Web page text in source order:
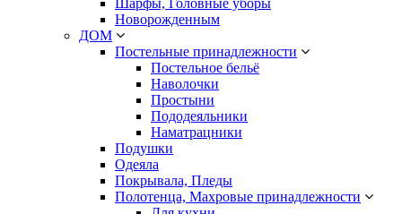
Шарфы, Головные уборы
Новорожденным
ДОМ
Постельные принадлежности
Постельное бельё
Наволочки
Простыни
Пододеяльники
Наматрацники
Подушки
Одеяла
Покрывала, Пледы
Полотенца, Махровые принадлежности